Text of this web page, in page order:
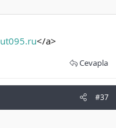
</a>
Cevapla
#37